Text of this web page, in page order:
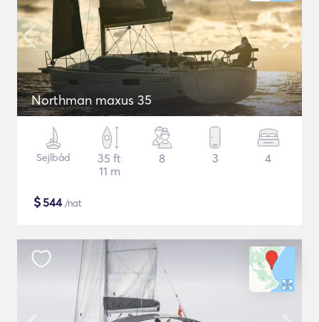
Northman maxus 35
Sejlbåd
35 ft
11 m
8 3 4
$544/nat